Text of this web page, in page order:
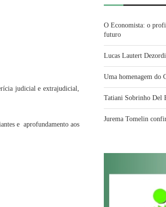
judicial e extrajudicial,
e aprofundamento aos
O Economista: o
futuro
Lucas Lautert
Uma homenagem do
Tatiani Sobrinho Del
Jurema Tomelin